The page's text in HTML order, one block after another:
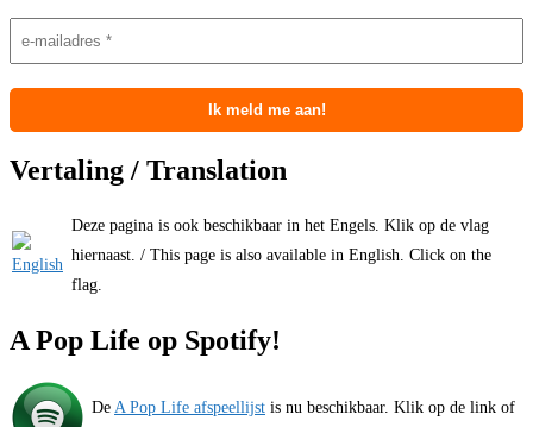
Vertaling / Translation
Deze pagina is ook beschikbaar in het Engels. Klik op de vlag
hiernaast. / This page is also available in English. Click on the
flag.
A Pop Life op Spotify!
De A Pop Life afspeellijst is nu beschikbaar. Klik op de link of